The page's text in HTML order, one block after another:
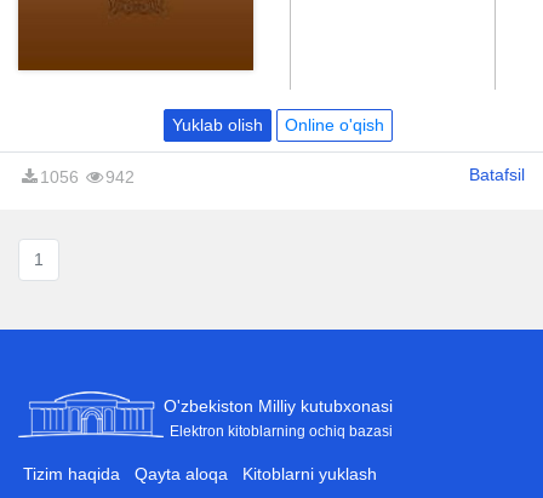
Yuklab olish Online o'qish
1056 942 Batafsil
1
O'zbekiston Milliy kutubxonasi
Elektron kitoblarning ochiq bazasi
Tizim haqida Qayta aloqa Kitoblarni yuklash